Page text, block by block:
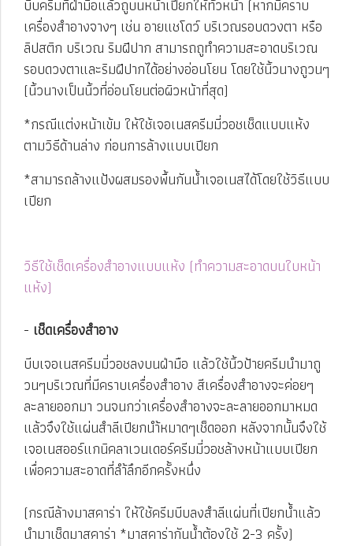
บีบครีมที่ฝ่ามือแล้วถูบนหน้าเปียกให้ทั่วหน้า (หากมีคราบ
เครื่องสำอางจางๆ เช่น อายแชโดว์ บริเวณรอบดวงตา หรือ
ลิปสติก บริเวณ ริมฝีปาก สามารถถูทำความสะอาดบริเวณ
รอบดวงตาและริมฝีปากได้อย่างอ่อนโยน โดยใช้นิ้วนางถูวนๆ
(นิ้วนางเป็นนิ้วที่อ่อนโยนต่อผิวหน้าที่สุด)
*กรณีแต่งหน้าเข้ม ให้ใช้เจอเนสครีมมี่วอชเช็ดแบบแห้ง
ตามวิธีด้านล่าง ก่อนการล้างแบบเปียก
*สามารถล้างแป้งผสมรองพื้นกันน้ำเจอเนสได้โดยใช้วิธีแบบ
เปียก
วิธีใช้เช็ดเครื่องสำอางแบบแห้ง (ทำความสะอาดบนใบหน้า
แห้ง)
- เช็ดเครื่องสำอาง
บีบเจอเนสครีมมี่วอชลงบนฝ่ามือ แล้วใช้นิ้วป้ายครีมนำมาถู
วนๆบริเวณที่มีคราบเครื่องสำอาง สีเครื่องสำอางจะค่อยๆ
ละลายออกมา วนจนกว่าเครื่องสำอางจะละลายออกมาหมด
แล้วจึงใช้แผ่นสำลีเปียกนำ้หมาดๆเช็ดออก หลังจากนั้นจึงใช้
เจอเนสออร์แกนิคลาเวนเดอร์ครีมมี่วอชล้างหน้าแบบเปียก
เพื่อความสะอาดที่ลำ้ลึกอีกครั้งหนึ่ง
(กรณีล้างมาสคาร่า ให้ใช้ครีมบีบลงสำลีแผ่นที่เปียกน้ำแล้ว
นำมาเช็ดมาสคาร่า *มาสคาร่ากันน้ำต้องใช้ 2-3 ครั้ง)